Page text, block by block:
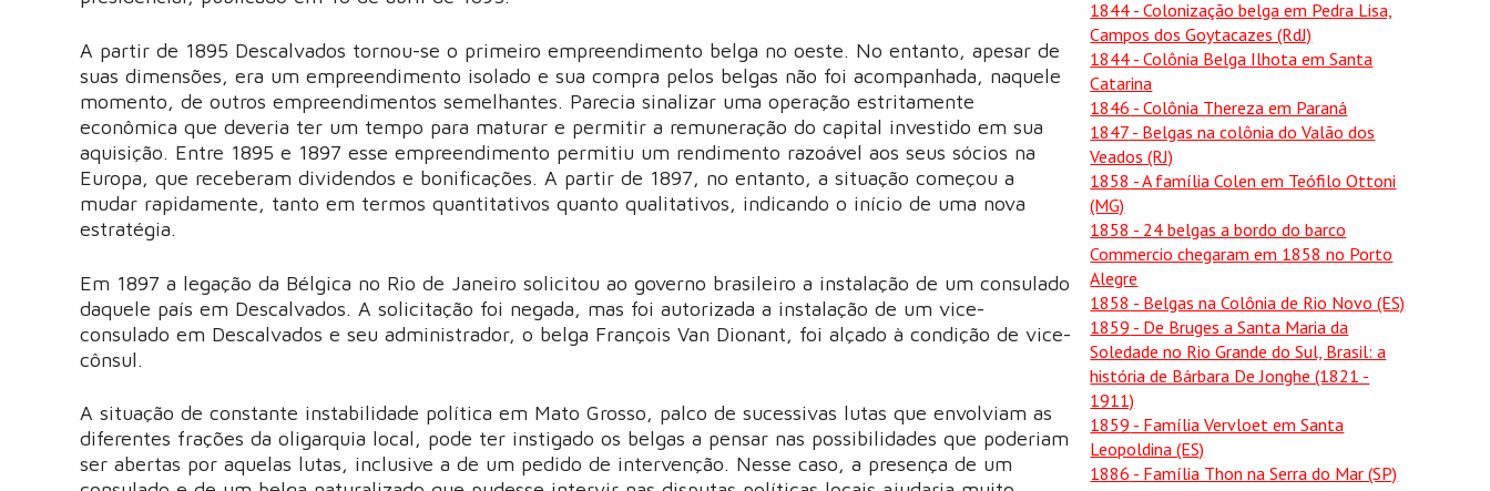
A partir de 1895 Descalvados tornou-se o primeiro empreendimento belga no oeste. No entanto, apesar de
suas dimensões, era um empreendimento isolado e sua compra pelos belgas não foi acompanhada, naquele
momento, de outros empreendimentos semelhantes. Parecia sinalizar uma operação estritamente
econômica que deveria ter um tempo para maturar e permitir a remuneração do capital investido em sua
aquisição. Entre 1895 e 1897 esse empreendimento permitiu um rendimento razoável aos seus sócios na
Europa, que receberam dividendos e bonificações. A partir de 1897, no entanto, a situação começou a
mudar rapidamente, tanto em termos quantitativos quanto qualitativos, indicando o início de uma nova
estratégia.
Em 1897 a legação da Bélgica no Rio de Janeiro solicitou ao governo brasileiro a instalação de um consulado
daquele país em Descalvados. A solicitação foi negada, mas foi autorizada a instalação de um vice-
consulado em Descalvados e seu administrador, o belga François Van Dionant, foi alçado à condição de vice-
cônsul.
A situação de constante instabilidade política em Mato Grosso, palco de sucessivas lutas que envolviam as
diferentes frações da oligarquia local, pode ter instigado os belgas a pensar nas possibilidades que poderiam
ser abertas por aquelas lutas, inclusive a de um pedido de intervenção. Nesse caso, a presença de um
1844 - Colonização belga em Pedra Lisa,
Campos dos Goytacazes (RdJ)
1844 - Colônia Belga Ilhota em Santa
Catarina
1846 - Colônia Thereza em Paraná
1847 - Belgas na colônia do Valão dos
Veados (RJ)
1858 - A família Colen em Teófilo Ottoni
(MG)
1858 - 24 belgas a bordo do barco
Commercio chegaram em 1858 no Porto
Alegre
1858 - Belgas na Colônia de Rio Novo (ES)
1859 - De Bruges a Santa Maria da
Soledade no Rio Grande do Sul, Brasil: a
história de Bárbara De Jonghe (1821 -
1911)
1859 - Família Vervloet em Santa
Leopoldina (ES)
1886 - Família Thon na Serra do Mar (SP)